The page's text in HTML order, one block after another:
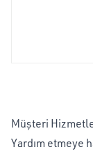
Müşteri
Yardım etmeye